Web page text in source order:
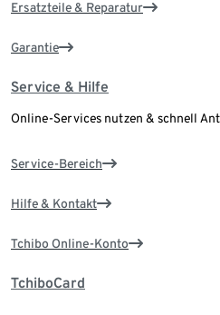
Ersatzteile & Reparatur
Garantie
Service & Hilfe
Online-Services nutzen & schnell
Service-Bereich
Hilfe & Kontakt
Tchibo Online-Konto
TchiboCard